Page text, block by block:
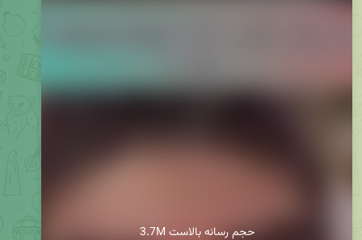
3.7M حجم رسانه بالاست